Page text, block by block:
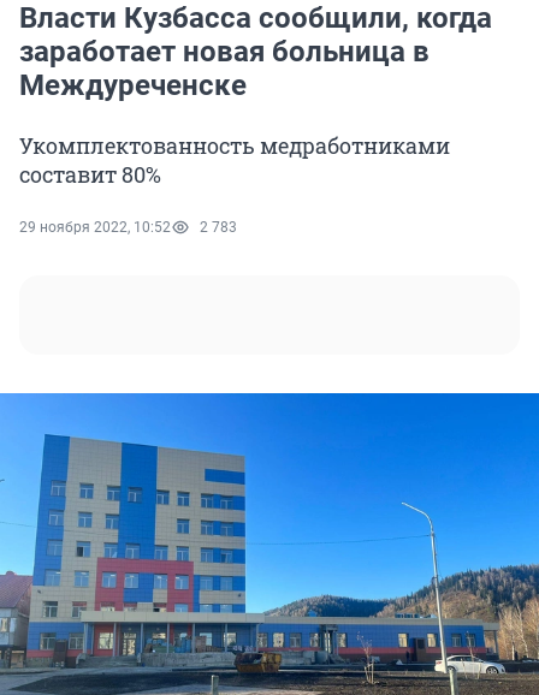
Власти Кузбасса сообщили, когда
заработает новая больница в
Междуреченске
Укомплектованность медработниками
составит 80%
29 ноября 2022, 10:52 2 783